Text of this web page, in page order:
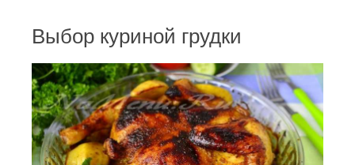
Выбор куриной грудки